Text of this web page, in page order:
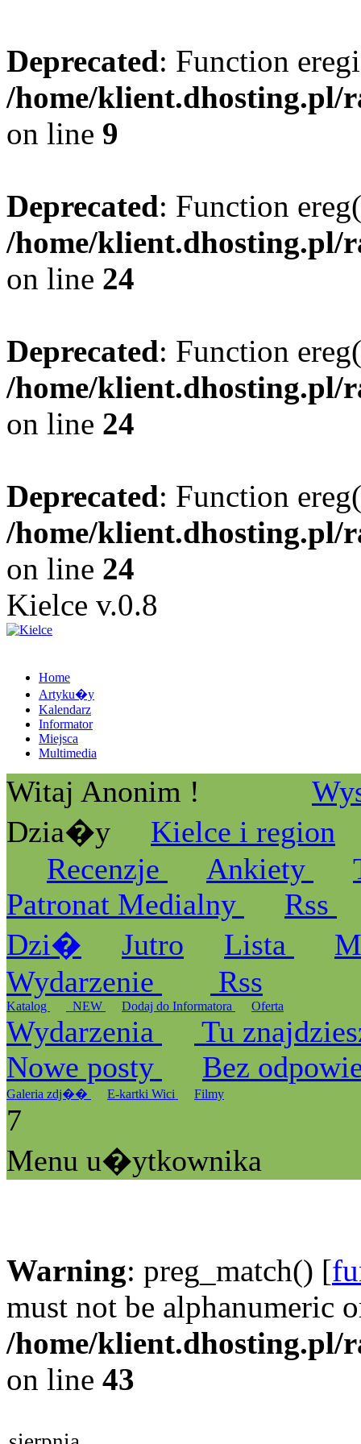
Deprecated: Function
/home/klient.dhosting.pl/
on line 9
Deprecated: Function
/home/klient.dhosting.pl/
on line 24
Deprecated: Function
/home/klient.dhosting.pl/
on line 24
Deprecated: Function
/home/klient.dhosting.pl/
on line 24
Kielce v.0.8
Home
Artyku�y
Kalendarz
Informator
Miejsca
Multimedia
Witaj Anonim !
Dzia�y
Kielce i region
Recenzje
Ankiety
Patronat Medialny
Rss
Dzi�
Jutro Lista
Wydarzenie
Rss
Katalog _NEW Dodaj do Informatora Oferta
Wydarzenia
Tu
Nowe posty
Bez
Galeria zdj�� E-kartki Wici Filmy
7
Menu u�ytkownika
Warning: preg_match() [
must not be alphanumeric
/home/klient.dhosting.pl/
on line 43